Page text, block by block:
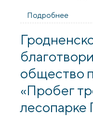
Подробнее
общество
«Пробег